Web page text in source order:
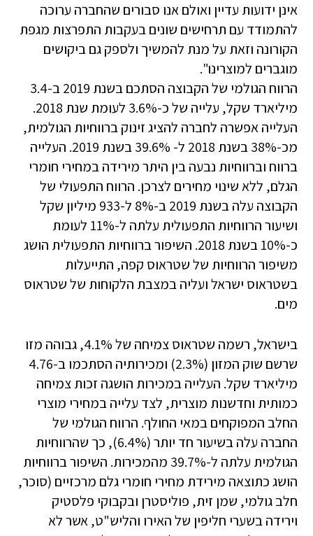
אינן ידועות עדיין ואולם אנו סבורים שהחברה ערוכה
להתמודד עם תרחישים שונים בעקבות התפרצות מגפת
הקורונה וזאת על מנת להמשיך ולספק גם ביקושים
מוגברים למוצרינו".
הרווח הגולמי של הקבוצה הסתכם בשנת 2019 ב-3.4
מיליארד שקל, עלייה של כ-3.6% לעומת שנת 2018.
העלייה אפשרה לחברה להציג זינוק ברווחיות הגולמית,
מכ-38% בשנת 2018 ל- 39.6% בשנת 2019. העלייה
ברווח וברווחיות נבעה בין היתר מירידה במחירי חומרי
הגלם, ללא שינוי מחירים לצרכן. הרווח התפעולי של
הקבוצה עלה בשנת 2019 ב-8% ל-933 מיליון שקל
ושיעור הרווחיות התפעולית עלתה ל-11% לעומת
כ-10% בשנת 2018. השיפור ברווחיות התפעולית הושג
משיפור הרווחיות של שטראוס קפה, התייעלות
בשטראוס ישראל ועליה במצבת הלקוחות של שטראוס
מים.
בישראל, רשמה שטראוס צמיחה של 4.1%, גבוהה מזו
שרשם שוק המזון (2.3%) ומכירותיה הסתכמו ב-4.76
מיליארד שקל. העלייה במכירות הושגה זכות צמיחה
כמותית וחדשנות מוצרית, לצד עלייה במחירי מוצרי
החלב המפוקחים במאי החולף. הרווח הגולמי של
החברה עלה בשיעור חד יותר (6.4%), כך שהרווחיות
הגולמית עלתה ל-39.7% מהמכירות. השיפור ברווחיות
הושג כתוצאה מירידת מחירי חומרי גלם מרכזיים (סוכר,
חלב גולמי, שמן זית, פוליסטרן ובקבוקי פלסטיק
וירידה בשערי חליפין של האירו והליש"ט, אשר לא